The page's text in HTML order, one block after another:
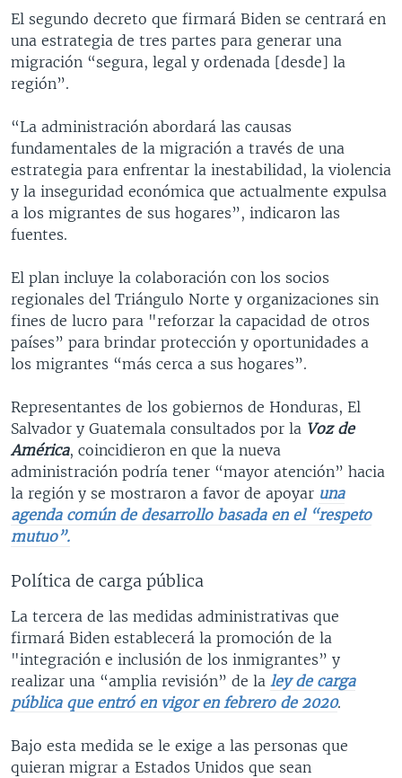
El segundo decreto que firmará Biden se centrará en
una estrategia de tres partes para generar una
migración “segura, legal y ordenada [desde] la
región”.
“La administración abordará las causas
fundamentales de la migración a través de una
estrategia para enfrentar la inestabilidad, la violencia
y la inseguridad económica que actualmente expulsa
a los migrantes de sus hogares”, indicaron las
fuentes.
El plan incluye la colaboración con los socios
regionales del Triángulo Norte y organizaciones sin
fines de lucro para "reforzar la capacidad de otros
países” para brindar protección y oportunidades a
los migrantes “más cerca a sus hogares”.
Representantes de los gobiernos de Honduras, El
Salvador y Guatemala consultados por la Voz de
América, coincidieron en que la nueva
administración podría tener “mayor atención” hacia
la región y se mostraron a favor de apoyar una
agenda común de desarrollo basada en el “respeto
mutuo”.
Política de carga pública
La tercera de las medidas administrativas que
firmará Biden establecerá la promoción de la
"integración e inclusión de los inmigrantes” y
realizar una “amplia revisión” de la ley de carga
pública que entró en vigor en febrero de 2020.
Bajo esta medida se le exige a las personas que
quieran migrar a Estados Unidos que sean